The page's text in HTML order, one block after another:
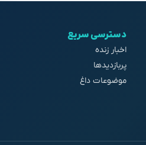
دسترسی سریع
اخبار زنده
پربازدیدها
موضوعات داغ